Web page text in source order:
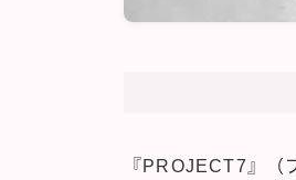
『PROJECT7』（